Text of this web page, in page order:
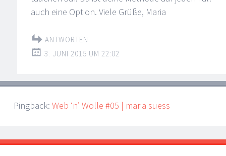
auch eine Option. Viele Grüße, Maria
ANTWORTEN
3. JUNI 2015 UM 22:02
Pingback: Web ‘n’ Wolle #05 | maria suess